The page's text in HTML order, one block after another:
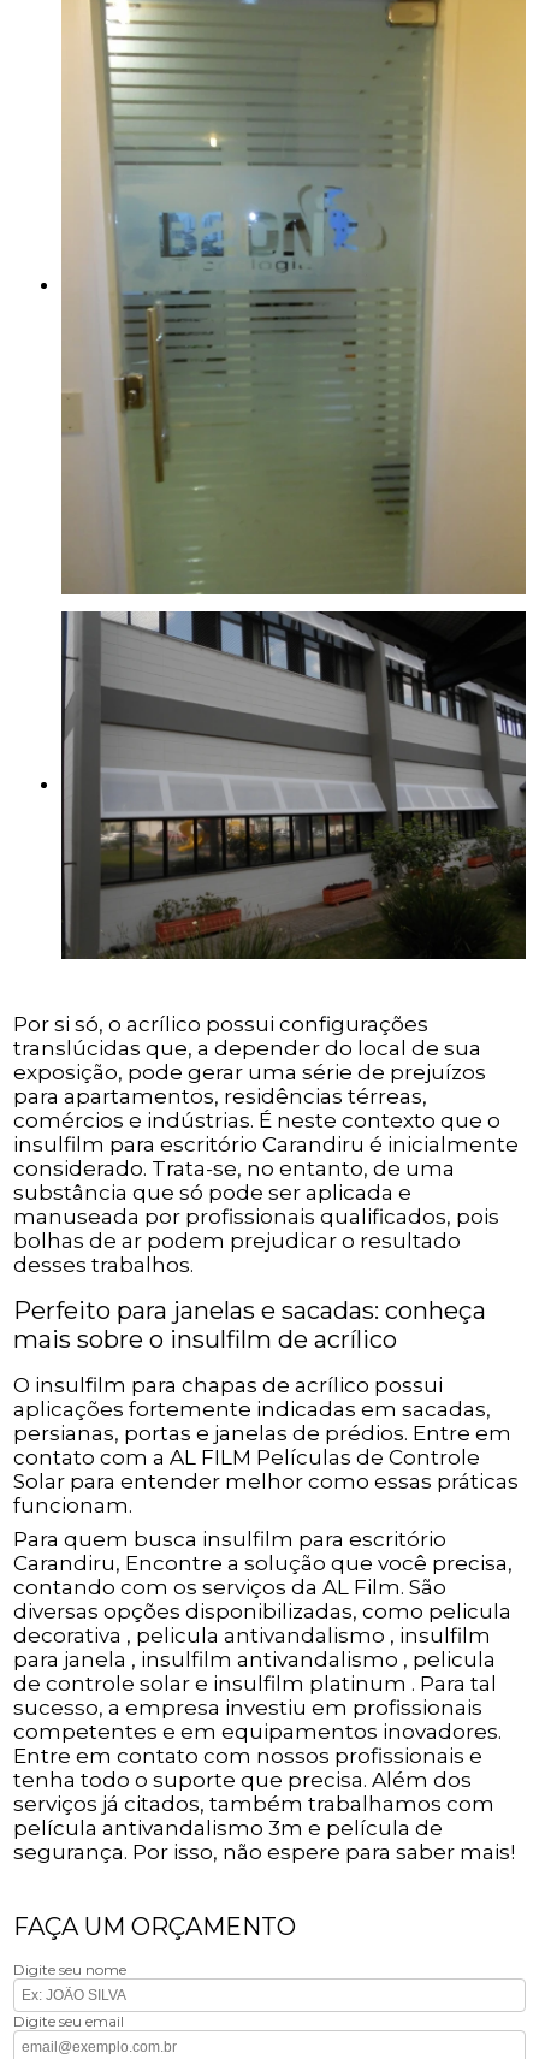
Por si só, o acrílico possui configurações
translúcidas que, a depender do local de sua
exposição, pode gerar uma série de prejuízos
para apartamentos, residências térreas,
comércios e indústrias. É neste contexto que o
insulfilm para escritório Carandiru é inicialmente
considerado. Trata-se, no entanto, de uma
substância que só pode ser aplicada e
manuseada por profissionais qualificados, pois
bolhas de ar podem prejudicar o resultado
desses trabalhos.
Perfeito para janelas e sacadas: conheça
mais sobre o insulfilm de acrílico
O insulfilm para chapas de acrílico possui
aplicações fortemente indicadas em sacadas,
persianas, portas e janelas de prédios. Entre em
contato com a AL FILM Películas de Controle
Solar para entender melhor como essas práticas
funcionam.
Para quem busca insulfilm para escritório
Carandiru, Encontre a solução que você precisa,
contando com os serviços da AL Film. São
diversas opções disponibilizadas, como pelicula
decorativa , pelicula antivandalismo , insulfilm
para janela , insulfilm antivandalismo , pelicula
de controle solar e insulfilm platinum . Para tal
sucesso, a empresa investiu em profissionais
competentes e em equipamentos inovadores.
Entre em contato com nossos profissionais e
tenha todo o suporte que precisa. Além dos
serviços já citados, também trabalhamos com
película antivandalismo 3m e película de
segurança. Por isso, não espere para saber mais!
FAÇA UM ORÇAMENTO
Digite seu nome
Digite seu email